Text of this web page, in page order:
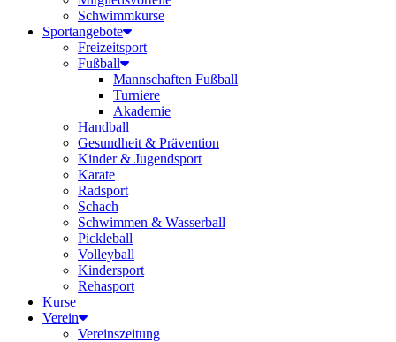
Schwimmkurse
Sportangebote
Freizeitsport
Fußball
Mannschaften Fußball
Turniere
Akademie
Handball
Gesundheit & Prävention
Kinder & Jugendsport
Karate
Radsport
Schach
Schwimmen & Wasserball
Pickleball
Volleyball
Kindersport
Rehasport
Kurse
Verein
Vereinszeitung